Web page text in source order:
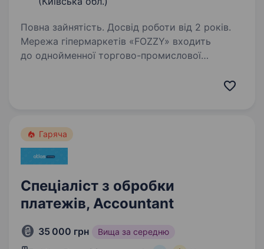
Повна зайнятість. Досвід роботи від 2 років.
Мережа гіпермаркетів «FOZZY» входить
до однойменної торгово-промислової
Гаряча
Спеціаліст з обробки
платежів, Accountant
35 000 грн Вища за середню